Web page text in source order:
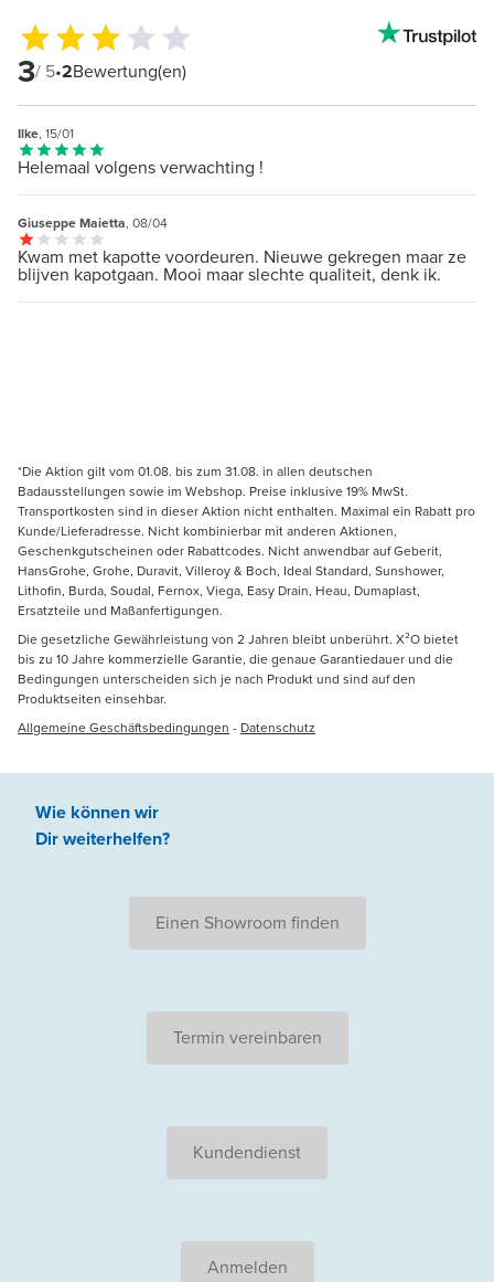
3/ 5•2Bewertung(en)
Ilke, 15/01
Helemaal volgens verwachting !
Giuseppe Maietta, 08/04
Kwam met kapotte voordeuren. Nieuwe gekregen maar ze
blijven kapotgaan. Mooi maar slechte qualiteit, denk ik.
*Die Aktion gilt vom 01.08. bis zum 31.08. in allen deutschen
Badausstellungen sowie im Webshop. Preise inklusive 19% MwSt.
Transportkosten sind in dieser Aktion nicht enthalten. Maximal ein Rabatt pro
Kunde/Lieferadresse. Nicht kombinierbar mit anderen Aktionen,
Geschenkgutscheinen oder Rabattcodes. Nicht anwendbar auf Geberit,
HansGrohe, Grohe, Duravit, Villeroy & Boch, Ideal Standard, Sunshower,
Lithofin, Burda, Soudal, Fernox, Viega, Easy Drain, Heau, Dumaplast,
Ersatzteile und Maßanfertigungen.
Die gesetzliche Gewährleistung von 2 Jahren bleibt unberührt. X²O bietet
bis zu 10 Jahre kommerzielle Garantie, die genaue Garantiedauer und die
Bedingungen unterscheiden sich je nach Produkt und sind auf den
Produktseiten einsehbar.
Allgemeine Geschäftsbedingungen - Datenschutz
Wie können wir
Dir weiterhelfen?
Einen Showroom finden
Termin vereinbaren
Kundendienst
Anmelden